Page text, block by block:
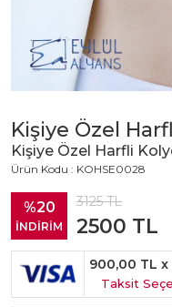
Kişiye Özel
Kişiye Özel Harfli
Ürün Kodu : KOHSE0028
%20
İNDİRİM
3125TL
2500 TL
900,00 TL x
Taksit